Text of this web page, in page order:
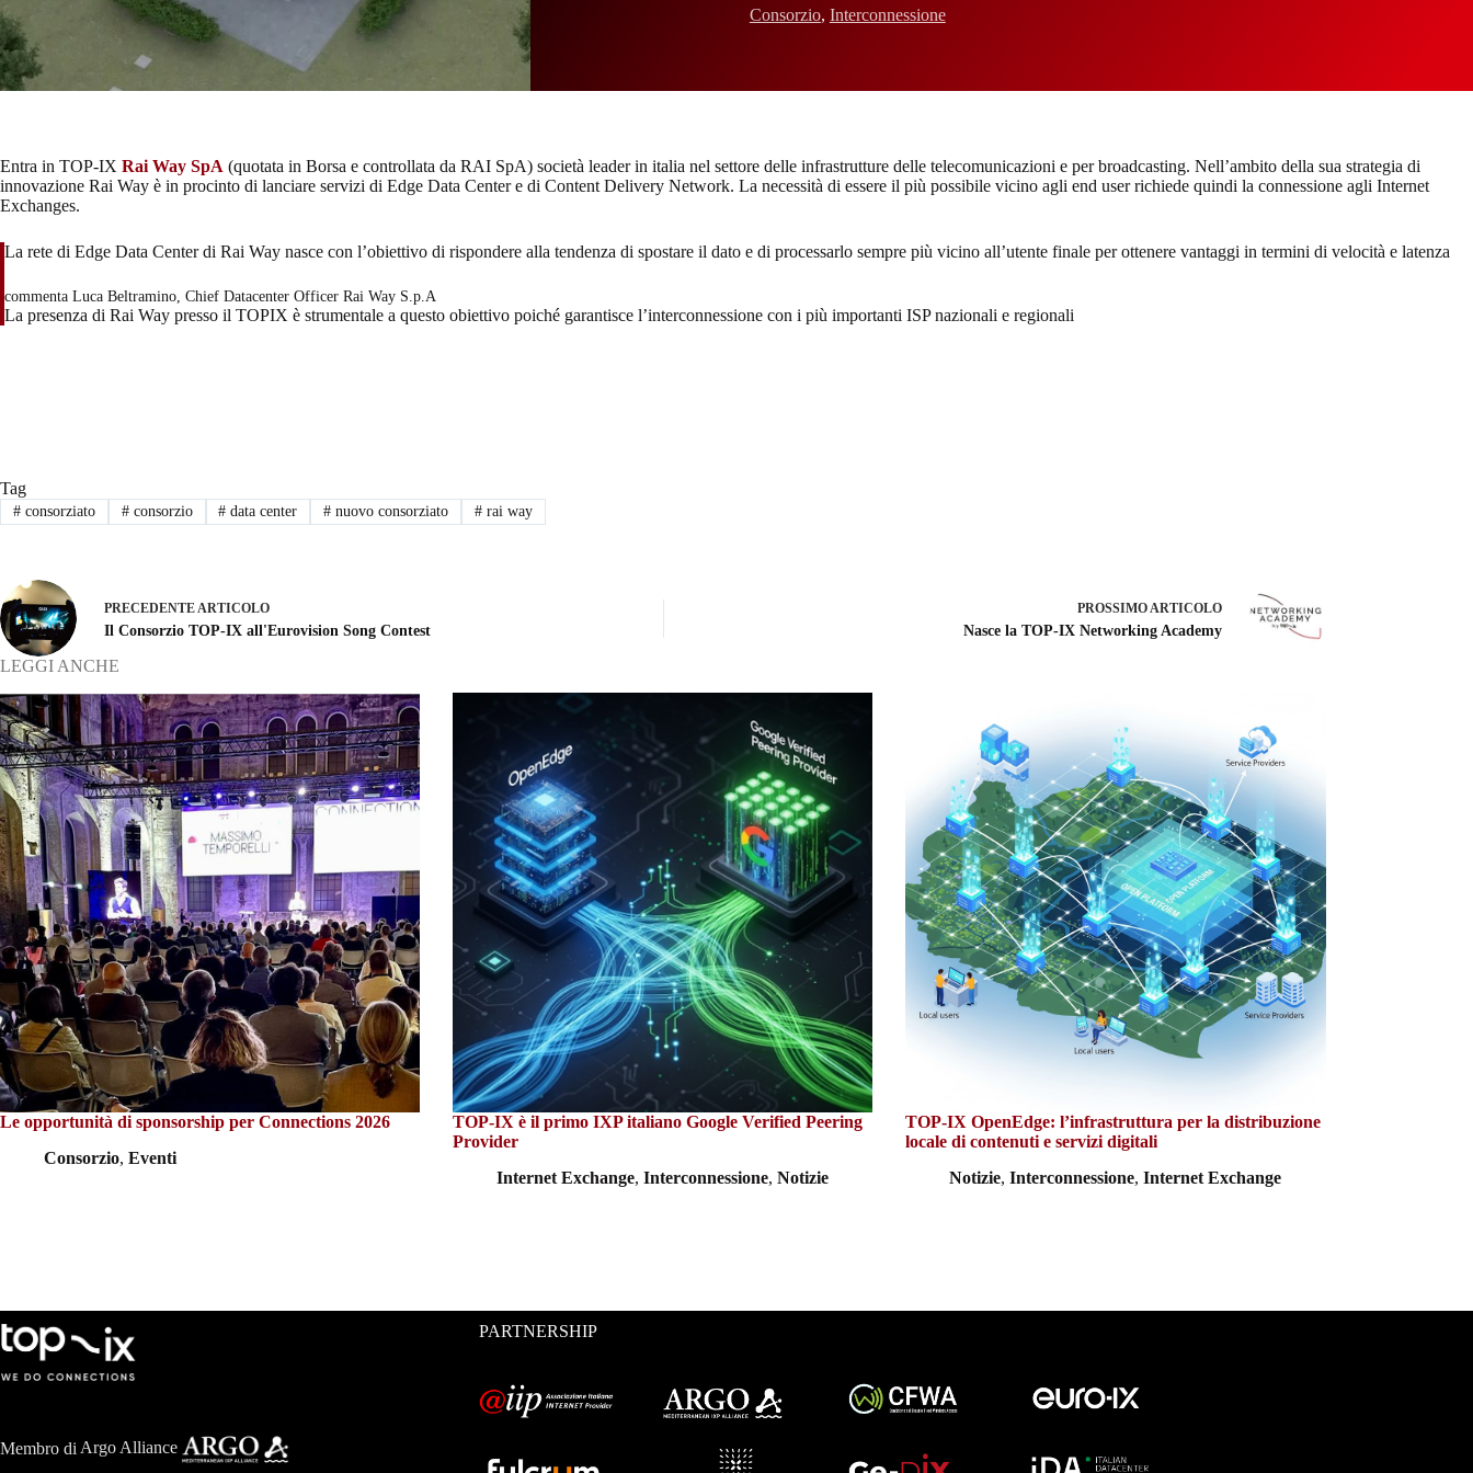
Consorzio, Interconnessione
Entra in TOP-IX Rai Way SpA (quotata in Borsa e controllata da RAI SpA) società leader in italia nel settore delle infrastrutture delle telecomunicazioni e per broadcasting. Nell’ambito della sua strategia di
innovazione Rai Way è in procinto di lanciare servizi di Edge Data Center e di Content Delivery Network. La necessità di essere il più possibile vicino agli end user richiede quindi la connessione agli Internet
Exchanges.
La rete di Edge Data Center di Rai Way nasce con l’obiettivo di rispondere alla tendenza di spostare il dato e di processarlo sempre più vicino all’utente finale per ottenere vantaggi in termini di velocità e latenza
commenta Luca Beltramino, Chief Datacenter Officer Rai Way S.p.A
La presenza di Rai Way presso il TOPIX è strumentale a questo obiettivo poiché garantisce l’interconnessione con i più importanti ISP nazionali e regionali
Tag
#consorziato #consorzio # data center # nuovo consorziato # rai way
PRECEDENTEARTICOLO
Il Consorzio TOP-IX all'Eurovision Song Contest
PROSSIMOARTICOLO
Nasce la TOP-IX Networking Academy
LEGGI ANCHE
Le opportunità di sponsorship per Connections 2026
Consorzio, Eventi
TOP-IX è il primo IXP italiano Google Verified Peering
Provider
Internet Exchange,Interconnessione,Notizie
TOP-IX OpenEdge: l’infrastruttura per la distribuzione
locale di contenuti e servizi digitali
Notizie,Interconnessione,Internet Exchange
Membro di Argo Alliance
PARTNERSHIP